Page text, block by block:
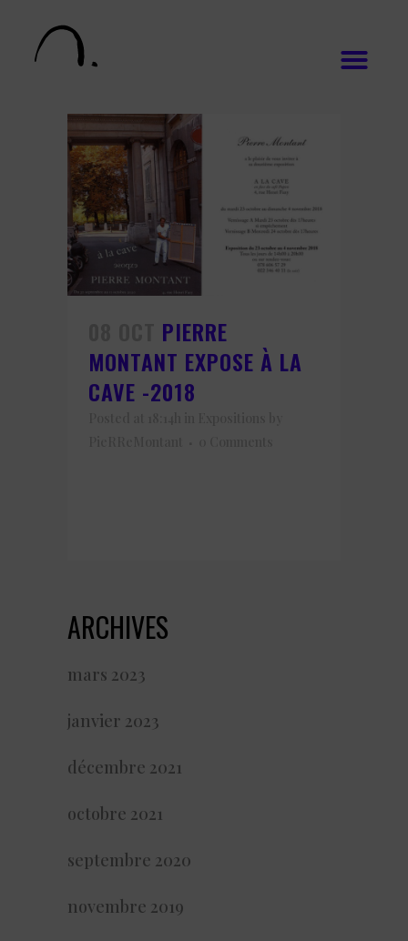
PIERRE
MONTANT EXPOSE À LA
CAVE -2018
ARCHIVES
mars 2023
janvier 2023
décembre 2021
octobre 2021
septembre 2020
novembre 2019